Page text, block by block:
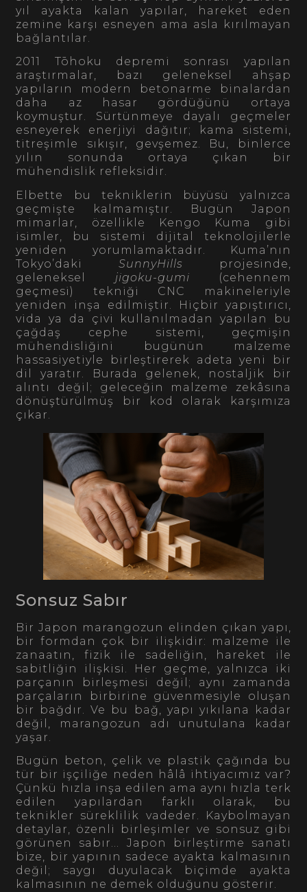
yıl ayakta kalan yapılar, hareket eden
zemine karşı esneyen ama asla kırılmayan
bağlantılar.
2011 Tōhoku depremi sonrası yapılan
araştırmalar, bazı geleneksel ahşap
yapıların modern betonarme binalardan
daha az hasar gördüğünü ortaya
koymuştur. Sürtünmeye dayalı geçmeler
esneyerek enerjiyi dağıtır; kama sistemi,
titreşimle sıkışır, gevşemez. Bu, binlerce
yılın sonunda ortaya çıkan bir
mühendislik refleksidir.
Elbette bu tekniklerin büyüsü yalnızca
geçmişte kalmamıştır. Bugün Japon
mimarlar, özellikle Kengo Kuma gibi
isimler, bu sistemi dijital teknolojilerle
yeniden yorumlamaktadır. Kuma’nın
Tokyo’daki SunnyHills
projesinde,
geleneksel jigoku-gumi (cehennem
geçmesi) tekniği CNC makineleriyle
yeniden inşa edilmiştir. Hiçbir yapıştırıcı,
vida ya da çivi kullanılmadan yapılan bu
çağdaş cephe sistemi, geçmişin
mühendisliğini bugünün malzeme
hassasiyetiyle birleştirerek adeta yeni bir
dil yaratır. Burada gelenek, nostaljik bir
alıntı değil; geleceğin malzeme zekâsına
dönüştürülmüş bir kod olarak karşımıza
çıkar.
Sonsuz Sabır
Bir Japon marangozun elinden çıkan yapı,
bir formdan çok bir ilişkidir: malzeme ile
zanaatın, fizik ile sadeliğin, hareket ile
sabitliğin ilişkisi. Her geçme, yalnızca iki
parçanın birleşmesi değil; aynı zamanda
parçaların birbirine güvenmesiyle oluşan
bir bağdır. Ve bu bağ, yapı yıkılana kadar
değil, marangozun adı unutulana kadar
yaşar.
Bugün beton, çelik ve plastik çağında bu
tür bir işçiliğe neden hâlâ ihtiyacımız var?
Çünkü hızla inşa edilen ama aynı hızla terk
edilen yapılardan farklı olarak, bu
teknikler süreklilik vadeder. Kaybolmayan
detaylar, özenli birleşimler ve sonsuz gibi
görünen sabır… Japon birleştirme sanatı
bize, bir yapının sadece ayakta kalmasının
değil; saygı duyulacak biçimde ayakta
kalmasının ne demek olduğunu gösterir.